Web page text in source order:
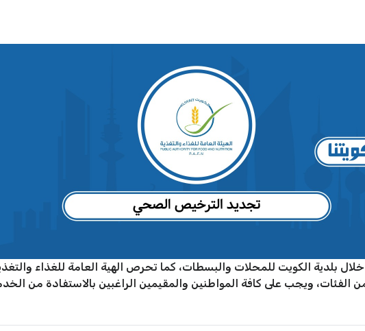
بلدية الكويت للمحلات والبسطات، كما تحرص الهية العامة للغذاء
الفئات، ويجب على كافة المواطنين والمقيمين الراغبين بالاستفادة من